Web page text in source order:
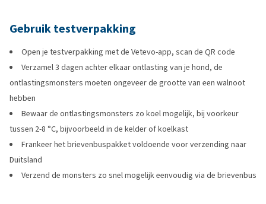
Gebruik testverpakking
Open je testverpakking met de Vetevo-app, scan de QR code
Verzamel 3 dagen achter elkaar ontlasting van je hond, de
ontlastingsmonsters moeten ongeveer de grootte van een walnoot
hebben
Bewaar de ontlastingsmonsters zo koel mogelijk, bij voorkeur
tussen 2-8 °C, bijvoorbeeld in de kelder of koelkast
Frankeer het brievenbuspakket voldoende voor verzending naar
Duitsland
Verzend de monsters zo snel mogelijk eenvoudig via de brievenbus